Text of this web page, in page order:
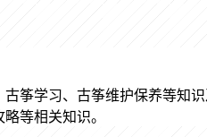
筝学习、古筝维护保养等知
等相关知识。